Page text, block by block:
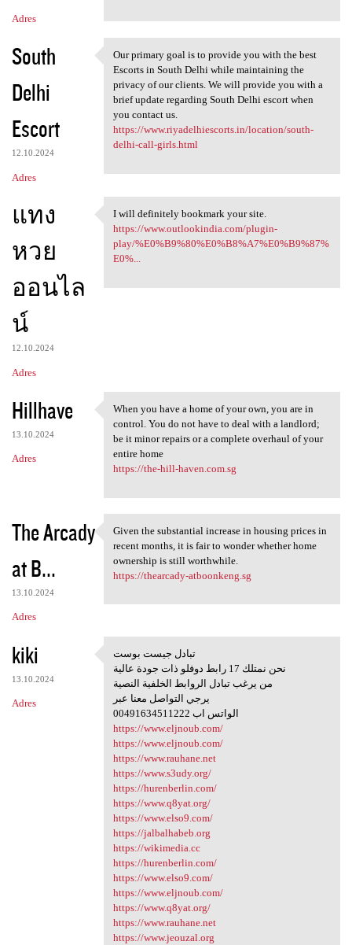
Adres
South
Delhi
Escort
12.10.2024
Adres
Our primary goal is to
Our primary goal is to provide you with the best
Escorts in South Delhi while maintaining the
privacy of our clients. We will provide you with a
brief update regarding South Delhi escort when
you contact us.
https://www.riyadelhiescorts.in/location/south-
delhi-call-girls.html
แทง
หวย
ออนไล
น์
12.10.2024
Adres
I will definitely bookmark
I will definitely bookmark your site.
https://www.outlookindia.com/plugin-
play/%E0%B9%80%E0%B8%A7%E0%B9%87%
E0%...
Hillhave
13.10.2024
Adres
When you have a home of your
When you have a home of your own, you are in
control. You do not have to deal with a landlord;
be it minor repairs or a complete overhaul of your
entire home
https://the-hill-haven.com.sg
The Arcady
at B...
13.10.2024
Adres
Given the substantial
Given the substantial increase in housing prices in
recent months, it is fair to wonder whether home
ownership is still worthwhile.
https://thearcady-atboonkeng.sg
kiki
13.10.2024
Adres
تبادل جيست بوست
تبادل جيست بوست
نحن نمتلك 17 رابط دوفلو ذات جودة عالية
من يرغب تبادل الروابط الخلفية النصية
يرجي التواصل معنا عبر
00491634511222 الواتس اب
https://www.eljnoub.com/
https://www.eljnoub.com/
https://www.rauhane.net
https://www.s3udy.org/
https://hurenberlin.com/
https://www.q8yat.org/
https://www.elso9.com/
https://jalbalhabeb.org
https://wikimedia.cc
https://hurenberlin.com/
https://www.elso9.com/
https://www.eljnoub.com/
https://www.q8yat.org/
https://www.rauhane.net
https://www.jeouzal.org